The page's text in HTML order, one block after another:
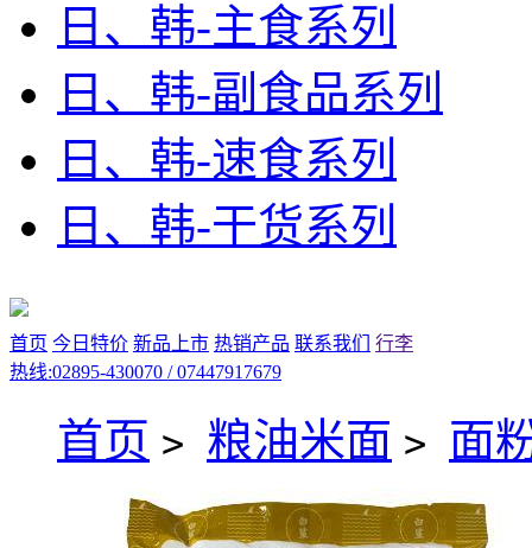
日、韩-主食系列
日、韩-副食品系列
日、韩-速食系列
日、韩-干货系列
首页 今日特价 新品上市 热销产品 联系我们
行李
热线:02895-430070 / 07447917679
首页 > 粮油米面 > 面